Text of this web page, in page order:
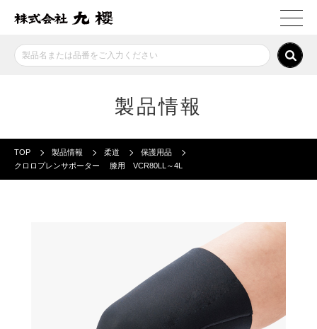
製品情報
TOP 製品情報 柔道
保護用品
クロロプレンサポーター 膝用 VCR80LL～4L